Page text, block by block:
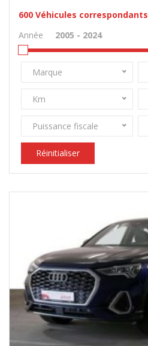
600 Véhicules correspondants
Année
Marque
Km
Puissance fiscale
Réinitialiser